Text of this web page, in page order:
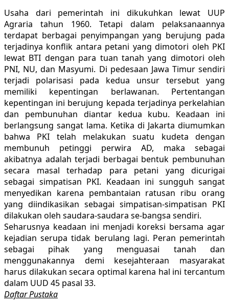
Usaha dari pemerintah ini dikukuhkan lewat UUP
Agraria tahun 1960. Tetapi dalam pelaksanaannya
terdapat berbagai penyimpangan yang berujung pada
terjadinya konflik antara petani yang dimotori oleh PKI
lewat BTI dengan para tuan tanah yang dimotori oleh
PNI, NU, dan Masyumi. Di pedesaan Jawa Timur sendiri
terjadi polarisasi pada kedua unsur tersebut yang
memiliki kepentingan berlawanan. Pertentangan
kepentingan ini berujung kepada terjadinya perkelahian
dan pembunuhan diantar kedua kubu. Keadaan ini
berlangsung sangat lama. Ketika di Jakarta diumumkan
bahwa PKI telah melakukan suatu kudeta dengan
membunuh petinggi perwira AD, maka sebagai
akibatnya adalah terjadi berbagai bentuk pembunuhan
secara masal terhadap para petani yang dicurigai
sebagai simpatisan PKI. Keadaan ini sungguh sangat
menyedikan karena pembantaian ratusan ribu orang
yang diindikasikan sebagai simpatisan-simpatisan PKI
dilakukan oleh saudara-saudara se-bangsa sendiri.
Seharusnya keadaan ini menjadi koreksi bersama agar
kejadian serupa tidak berulang lagi. Peran pemerintah
sebagai pihak yang menguasai tanah dan
menggunakannya demi kesejahteraan masyarakat
harus dilakukan secara optimal karena hal ini tercantum
dalam UUD 45 pasal 33.
Daftar Pustaka